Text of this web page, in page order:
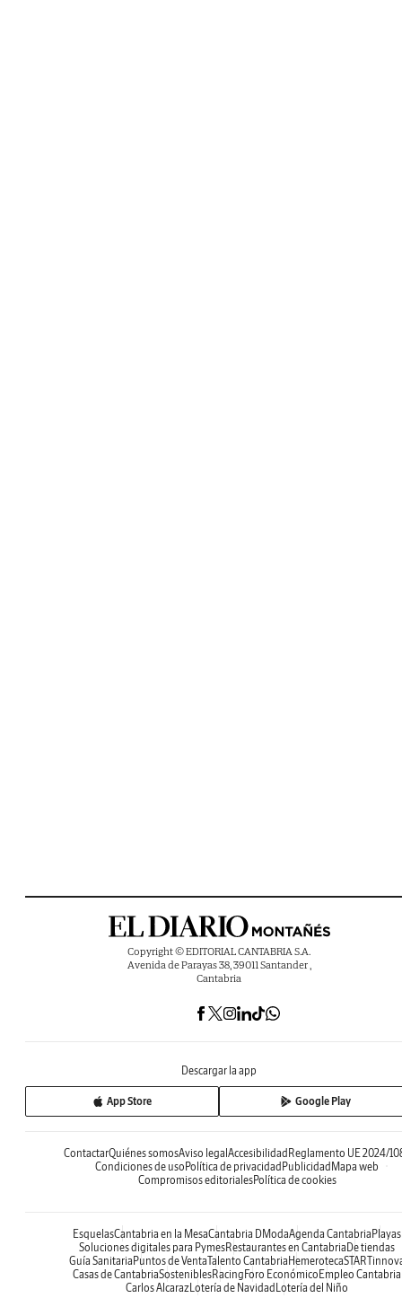
Copyright © EDITORIAL CANTABRIA S.A.
Avenida de Parayas 38, 39011 Santander ,
Cantabria
Descargar la app
App Store Google Play
ContactarQuiénes somosAviso legalAccesibilidadReglamento UE 2024/
Condiciones de usoPolítica de privacidadPublicidadMapa web
Compromisos editorialesPolítica de cookies
EsquelasCantabria en la MesaCantabria DModaAgenda CantabriaPlayas
Soluciones digitales para PymesRestaurantes en CantabriaDe tiendas
Guía SanitariaPuntos de VentaTalento CantabriaHemeroteca
Casas de CantabriaSosteniblesRacingForo EconómicoEmpleo Cantabria
Carlos AlcarazLotería de NavidadLotería del Niño